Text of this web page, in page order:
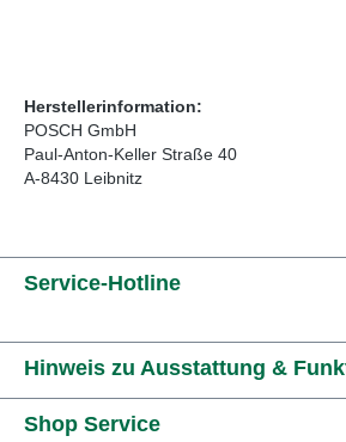
Herstellerinformation:
POSCH GmbH
Paul-Anton-Keller Straße 40
A-8430 Leibnitz
Service-Hotline
Hinweis zu Ausstattung &
Shop Service